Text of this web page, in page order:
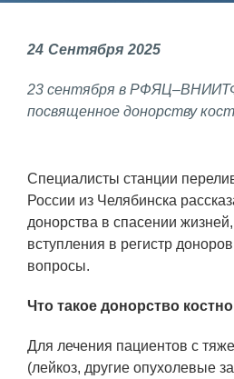
Фундаментальные и
исследования
Газодинамические
Забабахинские научные
Семинар
металлов и сплавов»
Интеллектуальная
24 Сентября 2025
23 сентября в
посвященное донорству
Специалисты станции
России из Челябинска
донорства в спасении
вступления в регистр
вопросы.
Что такое донорство
Для лечения пациентов с
(лейкоз, другие опухолевые